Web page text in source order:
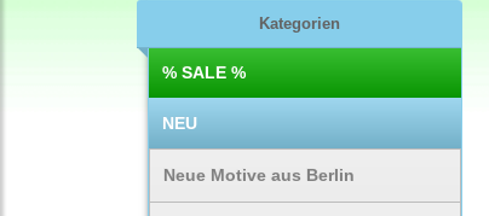
Kategorien
% SALE %
NEU
Neue Motive aus Berlin